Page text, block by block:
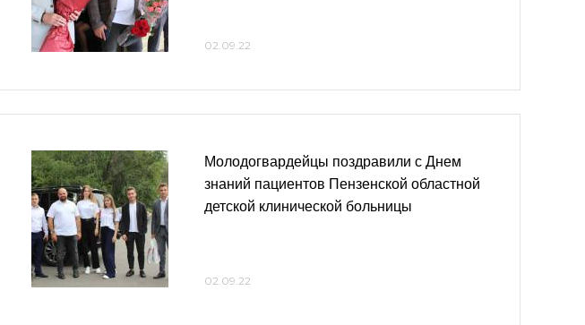
02.09.22
Молодогвардейцы поздравили с Днем
знаний пациентов Пензенской областной
детской клинической больницы
02.09.22